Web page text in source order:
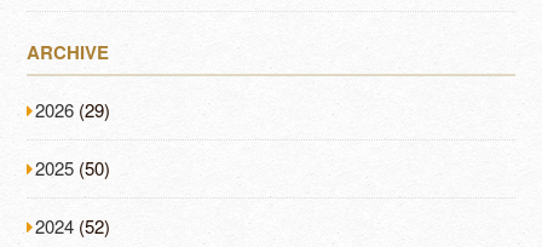
ARCHIVE
2026 (29)
2025 (50)
2024 (52)